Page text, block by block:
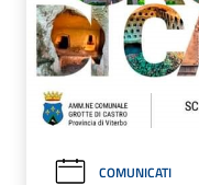
COMUNICATI